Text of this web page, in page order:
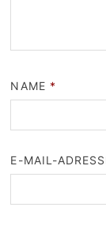
NAME *
E-MAIL-